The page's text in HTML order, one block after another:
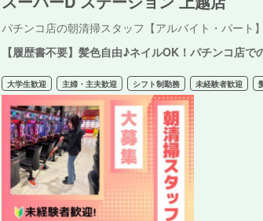
パチンコ店の朝清掃スタッフ【アルバイト・パート】
【履歴書不要】髪色自由♪ネイルOK！パチンコ店
大学生歓迎 主婦・主夫歓迎 シフト制勤務 未経験者歓迎